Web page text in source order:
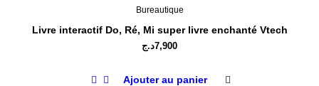
Bureautique
Livre interactif Do, Ré, Mi super livre enchanté Vtech
7,900د.ج
Ajouter au panier